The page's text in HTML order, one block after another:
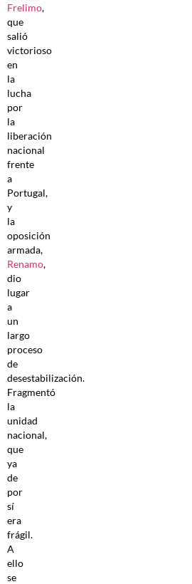
Frelimo,
que
salió
victorioso
en
la
lucha
por
la
liberación
nacional
frente
a
Portugal,
y
la
oposición
armada,
Renamo,
dio
lugar
a
un
largo
proceso
de
desestabilización.
Fragmentó
la
unidad
nacional,
que
ya
de
por
sí
era
frágil.
A
ello
se